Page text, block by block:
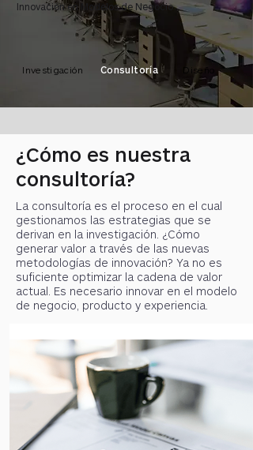
Innovación en Modelos de Negocio
Investigación Consultoría Diseño
¿Cómo es nuestra
consultoría?
La consultoría es el proceso en el cual
gestionamos las estrategias que se
derivan en la investigación. ¿Cómo
generar valor a través de las nuevas
metodologías de innovación? Ya no es
suficiente optimizar la cadena de valor
actual. Es necesario innovar en el modelo
de negocio, producto y experiencia.